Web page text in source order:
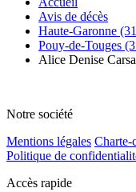
Avis de décès
Haute-Garonne
Pouy-de-Touges
Alice Denise
Notre société
Mentions légales Charte-
Politique de
Accès rapide